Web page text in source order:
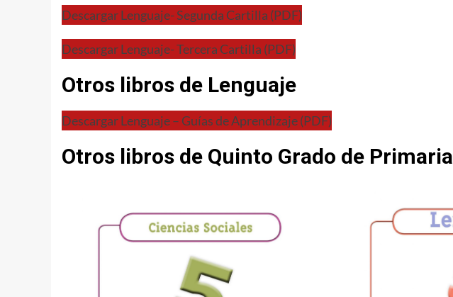
Descargar Lenguaje- Segunda Cartilla (PDF)
Descargar Lenguaje- Tercera Cartilla (PDF)
Otros libros de Lenguaje
Descargar Lenguaje – Guías de Aprendizaje (PDF)
Otros libros de Quinto Grado de Primaria